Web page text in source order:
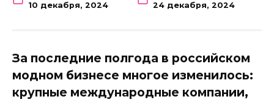
10 декабря, 2024 24 декабря, 2024
За последние полгода в российском
модном бизнесе многое изменилось:
крупные международные компании,